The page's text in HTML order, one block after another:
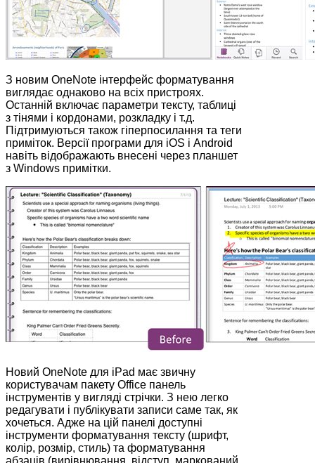
З новим OneNote інтерфейс форматування
виглядає однаково на всіх пристроях.
Останній включає параметри тексту, таблиці
з тінями і кордонами, розкладку і т.д.
Підтримуються також гіперпосилання та теги
приміток. Версії програми для iOS і Android
навіть відображають внесені через планшет
з Windows примітки.
Новий OneNote для iPad має звичну
користувачам пакету Office панель
інструментів у вигляді стрічки. З нею легко
редагувати і публікувати записи саме так, як
хочеться. Адже на цій панелі доступні
інструменти форматування тексту (шрифт,
колір, розмір, стиль) та форматування
абзаців (вирівнювання, відступ, маркований